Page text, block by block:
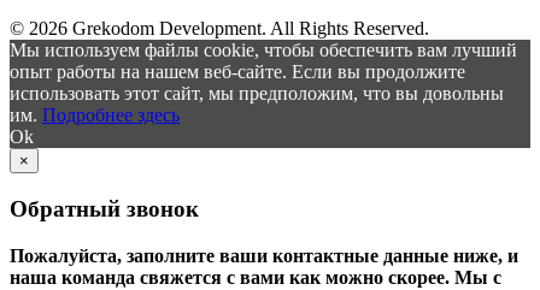
© 2026 Grekodom Development. All Rights Reserved.
Мы используем файлы cookie, чтобы обеспечить вам лучший
опыт работы на нашем веб-сайте. Если вы продолжите
использовать этот сайт, мы предположим, что вы довольны
им. Подробнее здесь
Ok
×
Обратный звонок
Пожалуйста, заполните ваши контактные данные ниже, и
наша команда свяжется с вами как можно скорее. Мы с